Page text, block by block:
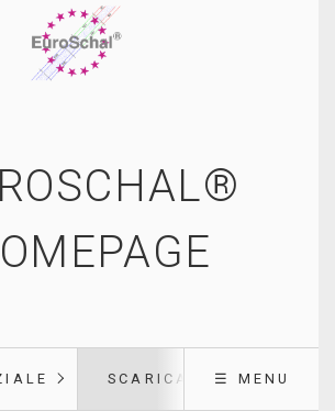
SCARICARE ☰ MENU